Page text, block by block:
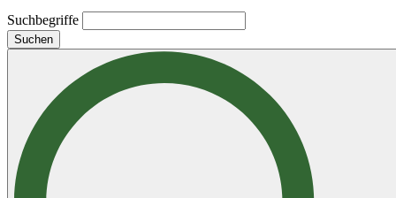
Suchbegriffe
Suchen